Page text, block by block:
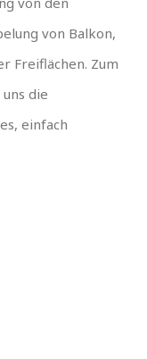
von Balkon,
Freiflächen. Zum
die
einfach